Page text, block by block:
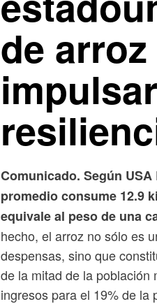
de
Comunicado. Según
promedio consume 12.9
equivale al peso de una
hecho, el arroz no sólo es
despensas, sino que
de la mitad de la población
ingresos para el 19% de la